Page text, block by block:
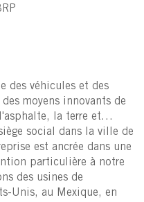
des véhicules et des
moyens innovants de
la terre et…
social dans la ville de
est ancrée dans une
particulière à notre
des usines de
Unis, au Mexique, en